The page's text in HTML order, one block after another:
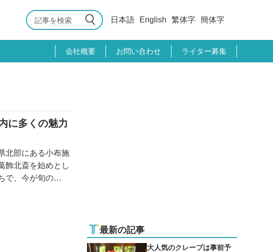
日本語 English 繁体字 簡体字
会社概要 お問い合わせ ライター募集
に多くの魅力
北部にある小布施
飾北斎を始めとし
で、今が旬の
の休憩におすす
最新の記事
大人気のクレープは事前予